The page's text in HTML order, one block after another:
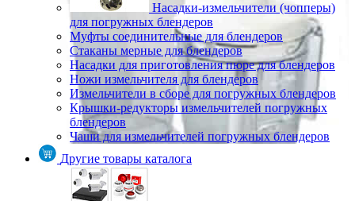
Насадки-измельчители (чопперы)
для погружных блендеров
Муфты соединительные для блендеров
Стаканы мерные для блендеров
Насадки для приготовления пюре для блендеров
Ножи измельчителя для блендеров
Измельчители в сборе для погружных блендеров
Крышки-редукторы измельчителей погружных
блендеров
Чаши для измельчителей погружных блендеров
Другие товары каталога